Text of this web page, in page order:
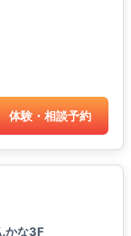
体験・相談予約
かな3F